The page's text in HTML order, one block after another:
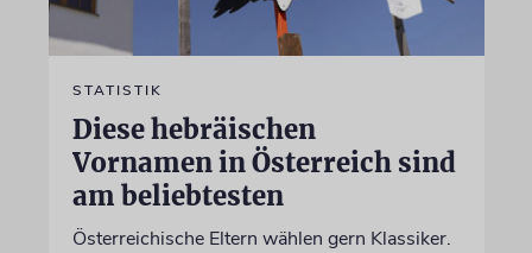
STATISTIK
Diese hebräischen
Vornamen in Österreich sind
am beliebtesten
Österreichische Eltern wählen gern Klassiker.